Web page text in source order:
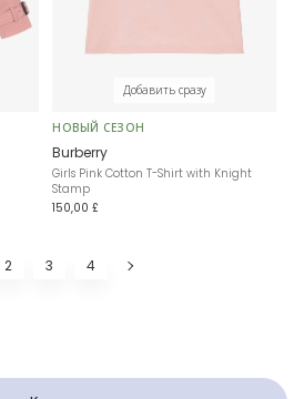
Добавить сразу
НОВЫЙ СЕЗОН
Burberry
Girls Pink Cotton T-Shirt with Knight
Stamp
150,00 £
2 3 4